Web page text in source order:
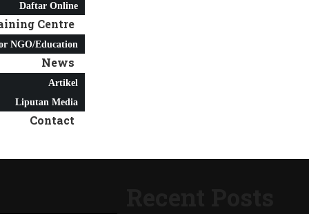
Daftar Online
Centre
NGO/Education
News
Artikel
Liputan Media
Contact